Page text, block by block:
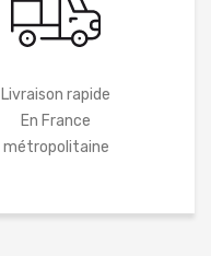
Livraison rapide
En France
métropolitaine